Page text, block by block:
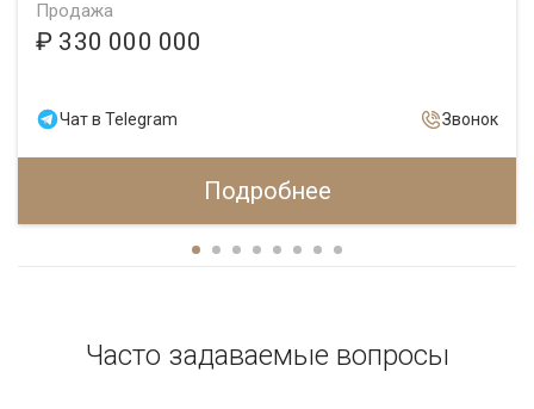
Продажа
₽ 330 000 000
Чат в Telegram Звонок
Подробнее
Часто задаваемые вопросы